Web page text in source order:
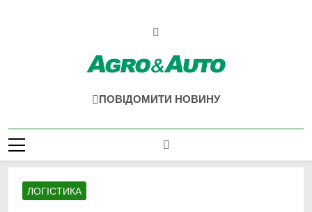
Agro & Auto
ПОВІДОМИТИ НОВИНУ
ЛОГІСТИКА